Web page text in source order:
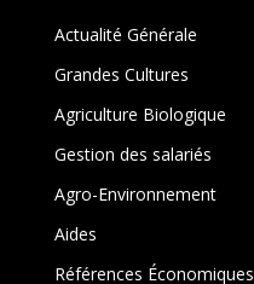
Actualité Générale
Grandes Cultures
Agriculture Biologique
Gestion des salariés
Agro-Environnement
Aides
Références Économiques